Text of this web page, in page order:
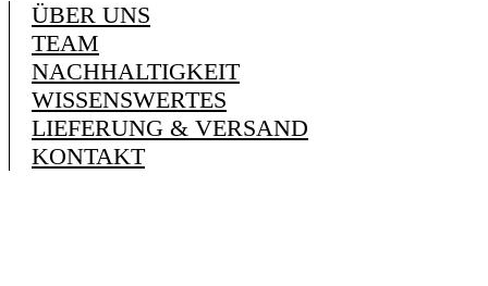
ÜBER UNS
TEAM
NACHHALTIGKEIT
WISSENSWERTES
LIEFERUNG & VERSAND
KONTAKT